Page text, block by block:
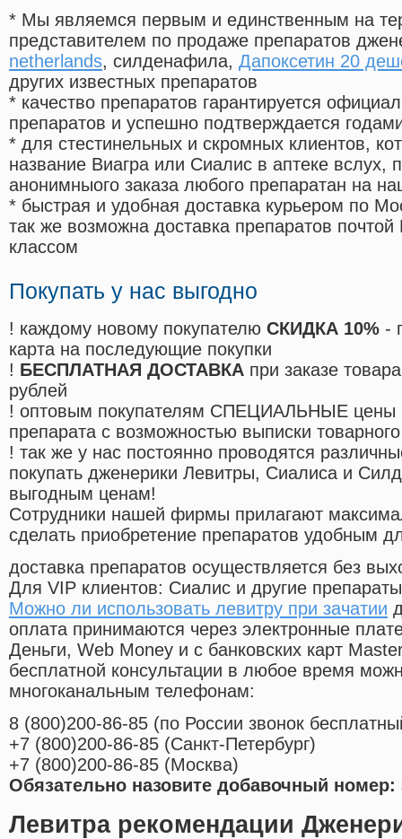
* Мы являемся первым и единственным на
представителем по продаже препаратов
netherlands, силденафила, Дапоксетин 20
других известных препаратов
* качество препаратов гарантируется
препаратов и успешно подтверждается
* для стестинельных и скромных клиентов,
название Виагра или Сиалис в аптеке вслух,
анонимныого заказа любого препаратан на
* быстрая и удобная доставка курьером по
так же возможна доставка препаратов
классом
Покупать у нас выгодно
! каждому новому покупателю СКИДКА 10% -
карта на последующие покупки
! БЕСПЛАТНАЯ ДОСТАВКА при заказе
рублей
! оптовым покупателям СПЕЦИАЛЬНЫЕ цены
препарата с возможностью выписки
! так же у нас постоянно проводятся
покупать дженерики Левитры, Сиалиса и
выгодным ценам!
Cотрудники нашей фирмы прилагают
сделать приобретение препаратов удобным
доставка препаратов осуществляется без
Для VIP клиентов: Сиалис и другие
Можно ли использовать левитру при зачатии
оплата принимаются через электронные
Деньги, Web Money и с банковских карт
бесплатной консультации в любое время
многоканальным телефонам:
8 (800)200-86-85 (по России звонок
+7 (800)200-86-85 (Санкт-Петербург)
+7 (800)200-86-85 (Москва)
Обязательно назовите добавочный номер:
Левитра рекомендации